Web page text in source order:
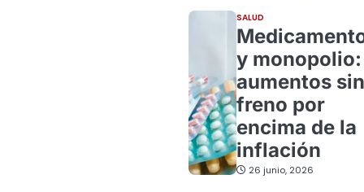
SALUD
y monopolio:
aumentos sin
freno por
encima de la
inflación
26 junio, 2026